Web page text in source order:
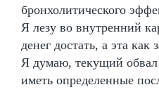
бронхолитического
Я лезу во внутренний
денег достать, а эта как
Я думаю, текущий
иметь определенные